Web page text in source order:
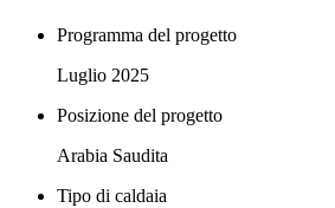
Programma del progetto
Luglio 2025
Posizione del progetto
Arabia Saudita
Tipo di caldaia